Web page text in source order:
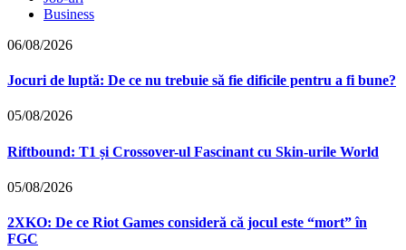
Business
06/08/2026
Jocuri de luptă: De ce nu trebuie să fie dificile pentru a fi bune?
05/08/2026
Riftbound: T1 și Crossover-ul Fascinant cu Skin-urile World
05/08/2026
2XKO: De ce Riot Games consideră că jocul este “mort” în
FGC